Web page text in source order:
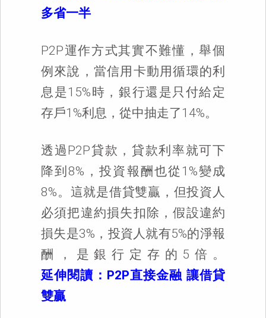
多省一半
P2P運作方式其實不難懂，舉個
例來說，當信用卡動用循環的利
息是15%時，銀行還是只付給定
存戶1%利息，從中抽走了14%。
透過P2P貸款，貸款利率就可下
降到8%，投資報酬也從1%變成
8%。這就是借貸雙贏，但投資人
必須把違約損失扣除，假設違約
損失是3%，投資人就有5%的淨報
酬，是銀行定存的5倍。
延伸閱讀：P2P直接金融 讓借貸
雙贏